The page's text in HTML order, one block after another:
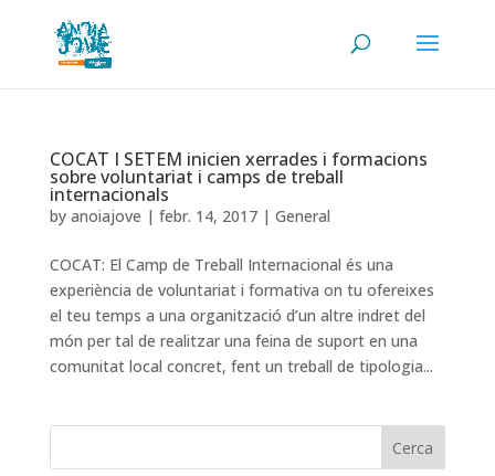
COCAT I SETEM inicien xerrades i formacions
sobre voluntariat i camps de treball
internacionals
by anoiajove | febr. 14, 2017| General
COCAT: El Camp de Treball Internacional és una
experiència de voluntariat i formativa on tu ofereixes
el teu temps a una organització d’un altre indret del
món per tal de realitzar una feina de suport en una
comunitat local concret, fent un treball de tipologia...
Cerca